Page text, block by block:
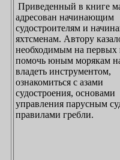
Приведенный в книге
адресован начинающим
судостроителям и
яхтсменам. Автору
необходимым на первых порах
помочь юным морякам
владеть инструментом,
ознакомиться с азами
судостроения, основами
управления парусным судном и
правилами гребли.